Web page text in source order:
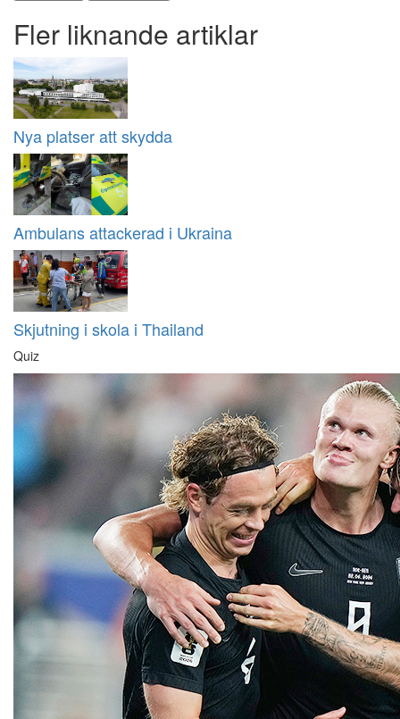
Fler liknande artiklar
Nya platser att skydda
Ambulans attackerad i Ukraina
Skjutning i skola i Thailand
Quiz